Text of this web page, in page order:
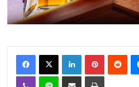
FacebookX Linkedin Pinterest
Viber Ligne Partager par email Imprimer